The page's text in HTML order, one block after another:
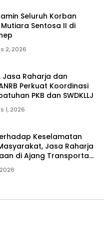
Seluruh Korban
Sentosa II di
2, 2026
Jasa Raharja dan
Perkuat Koordinasi
PKB dan SWDKLLJ
1, 2026
Keselamatan
Jasa Raharja
di Ajang Transportasi
2026